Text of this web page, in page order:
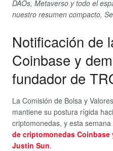
DAOs, Metaverso y todo el
nuestro resumen compacto,
Notificación de
Coinbase y
fundador de
La Comisión de Bolsa y
mantiene su postura rígida
criptomonedas, y esta semana
de criptomonedas Coinbase
Justin Sun.